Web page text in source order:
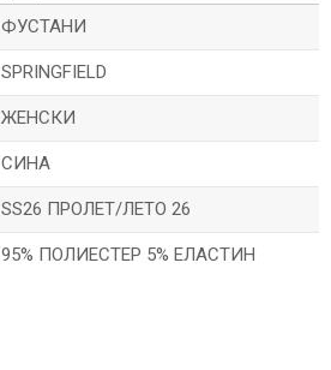
ФУСТАНИ
SPRINGFIELD
ЖЕНСКИ
СИНА
SS26 ПРОЛЕТ/ЛЕТО 26
95% ПОЛИЕСТЕР 5% ЕЛАСТИН